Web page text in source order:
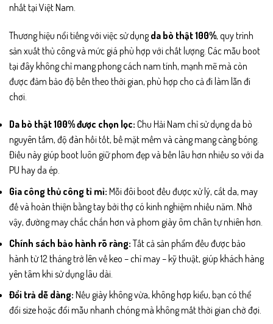
nhất tại Việt Nam.
Thương hiệu nổi tiếng với việc sử dụngda bò thật 100%, quy trình
sản xuất thủ công và mức giá phù hợp với chất lượng. Các mẫu boot
tại đây không chỉ mang phong cách nam tính, mạnh mẽ mà còn
được đảm bảo độ bền theo thời gian, phù hợp cho cả đi làm lẫn đi
chơi.
Da bò thật 100% được chọn lọc: Chu Hải Nam chỉ sử dụng da bò
nguyên tấm, độ đàn hồi tốt, bề mặt mềm và càng mang càng bóng.
Điều này giúp boot luôn giữ phom đẹp và bền lâu hơn nhiều so với da
PU hay da ép.
Gia công thủ công tỉ mỉ: Mỗi đôi boot đều được xử lý, cắt da, may
đế và hoàn thiện bằng tay bởi thợ có kinh nghiệm nhiều năm. Nhờ
vậy, đường may chắc chắn hơn và phom giày ôm chân tự nhiên hơn.
Chính sách bảo hành rõ ràng:Tất cả sản phẩm đều được bảo
hành từ 12 tháng trở lên về keo – chỉ may – kỹ thuật, giúp khách hàng
yên tâm khi sử dụng lâu dài.
Đổi trả dễ dàng: Nếu giày không vừa, không hợp kiểu, bạn có thể
đổi size hoặc đổi mẫu nhanh chóng mà không mất thời gian chờ đợi.